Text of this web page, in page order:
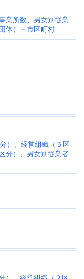
業所数、男女別従業
体）－市区町村
）、経営組織（５区
分）、男女別従業者